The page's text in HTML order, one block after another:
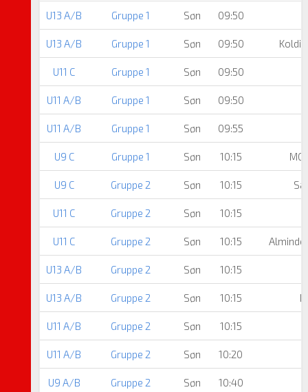
U13 A/B Gruppe 1 Søn 09:50
U13 A/B Gruppe 1 Søn 09:50
U11 C Gruppe 1 Søn 09:50
U11 A/B Gruppe 1 Søn 09:50
U11 A/B Gruppe 1 Søn 09:55
U9 C Gruppe 1 Søn 10:15 MG
U9 C Gruppe 2 Søn 10:15
U11 C Gruppe 2 Søn 10:15
U11 C Gruppe 2 Søn 10:15
U13 A/B Gruppe 2 Søn 10:15
U13 A/B Gruppe 2 Søn 10:15
U11 A/B Gruppe 2 Søn 10:15
U11 A/B Gruppe 2 Søn 10:20
U9 A/B Gruppe 2 Søn 10:40